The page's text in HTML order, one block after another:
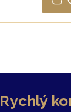
Rychlý